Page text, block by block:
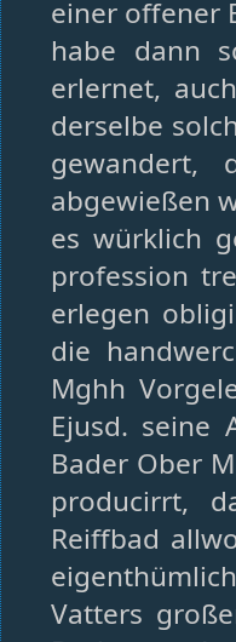
einer offener
habe dann
erlernet,
derselbe
gewandert,
abgewießen
es würklich
profession
erlegen
die
Mghh
Ejusd. seine
Bader Ober
producirrt,
Reiffbad
Vatters